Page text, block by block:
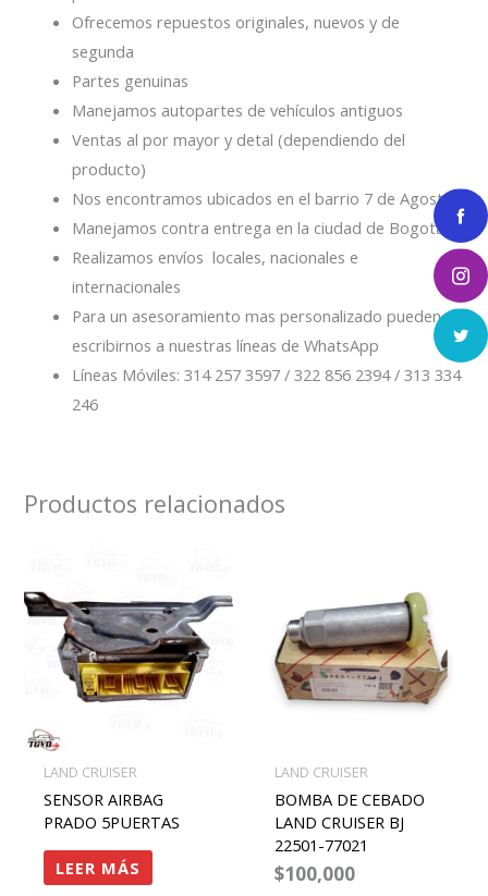
Ofrecemos repuestos originales, nuevos y de
segunda
Partes genuinas
Manejamos autopartes de vehículos antiguos
Ventas al por mayor y detal (dependiendo del
producto)
Nos encontramos ubicados en el barrio 7 de Agosto
Manejamos contra entrega en la ciudad de Bogotá
Realizamos envíos locales, nacionales e
internacionales
Para un asesoramiento mas personalizado pueden
escribirnos a nuestras líneas de WhatsApp
Líneas Móviles: 314 257 3597 / 322 856 2394 / 313 334
246
Productos relacionados
LAND CRUISER
SENSOR AIRBAG
PRADO 5PUERTAS
LEER MÁS
LAND CRUISER
BOMBA DE CEBADO
LAND CRUISER BJ
22501-77021
$100,000